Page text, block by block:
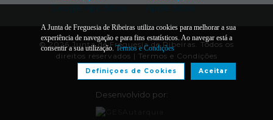
© 2026 Junta de Freguesia de Ribeiras. Todos os
direitos reservados | Termos e Condições
Desenvolvido por:
A Junta de Freguesia de Ribeiras utiliza cookies para melhorar a sua
experiência de navegação e para fins estatísticos. Ao navegar está a
consentir a sua utilização.Termos e Condições
Aceitar
Definiçoes de Cookies